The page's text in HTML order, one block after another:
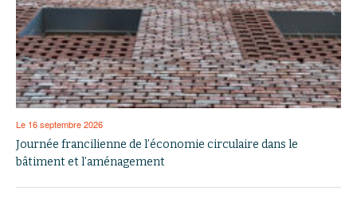
Le 16 septembre 2026
Journée francilienne de l’économie circulaire dans le
bâtiment et l’aménagement